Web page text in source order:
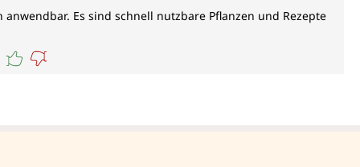
Es sind schnell nutzbare Pflanzen und Rezepte